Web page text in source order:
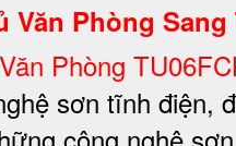
Văn Phòng Sang
Phòng
sơn tĩnh điện,
công nghệ